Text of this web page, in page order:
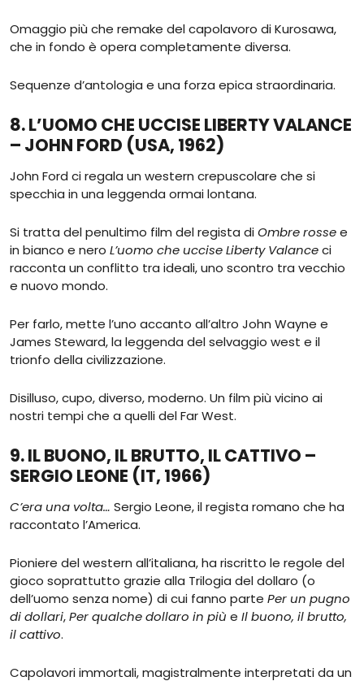
Omaggio più che remake del capolavoro di Kurosawa,
che in fondo è opera completamente diversa.
Sequenze d’antologia e una forza epica straordinaria.
8. L’UOMO CHE UCCISE LIBERTY VALANCE
– JOHN FORD (USA, 1962)
John Ford ci regala un western crepuscolare che si
specchia in una leggenda ormai lontana.
Si tratta del penultimo film del regista diOmbre rossee
in bianco e nero L’uomo che uccise Liberty Valanceci
racconta un conflitto tra ideali, uno scontro tra vecchio
e nuovo mondo.
Per farlo, mette l’uno accanto all’altro John Wayne e
James Steward, la leggenda del selvaggio west e il
trionfo della civilizzazione.
Disilluso, cupo, diverso, moderno. Un film più vicino ai
nostri tempi che a quelli del Far West.
9. IL BUONO, IL BRUTTO, IL CATTIVO –
SERGIO LEONE (IT, 1966)
C’era una volta… Sergio Leone, il regista romano che ha
raccontato l’America.
Pioniere del western all’italiana, ha riscritto le regole del
gioco soprattutto grazie alla Trilogia del dollaro (o
dell’uomo senza nome) di cui fanno parte Per un pugno
di dollari,Per qualche dollaro in più e Il buono, il brutto,
il cattivo.
Capolavori immortali, magistralmente interpretati da un